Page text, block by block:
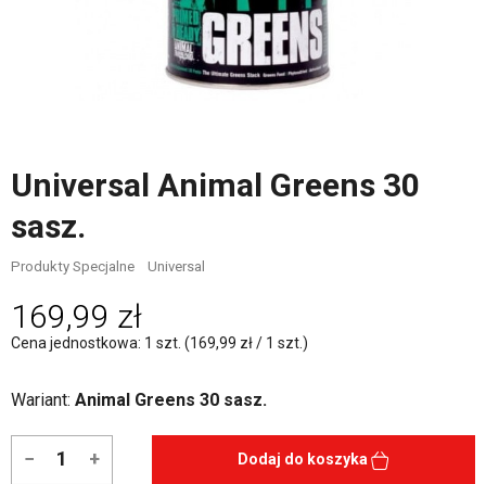
Universal Animal Greens 30
sasz.
Produkty Specjalne Universal
169,99 zł
Cena jednostkowa: 1 szt. (169,99 zł / 1 szt.)
Wariant: Animal Greens 30 sasz.
− + Dodaj do koszyka